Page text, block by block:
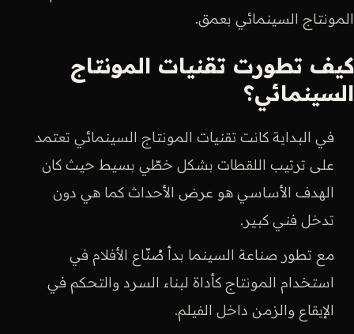
المونتاج السينمائي بعمق.
كيف تطورت تقنيات المونتاج
السينمائي؟
في البداية كانت تقنيات المونتاج السينمائي تعتمد
على ترتيب اللقطات بشكل خطّي بسيط حيث كان
الهدف الأساسي هو عرض الأحداث كما هي دون
تدخل فني كبير.
مع تطور صناعة السينما بدأ صُنّاع الأفلام في
استخدام المونتاج كأداة لبناء السرد والتحكم في
الإيقاع والزمن داخل الفيلم.